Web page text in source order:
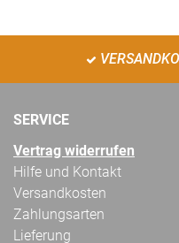
SERVICE
Vertrag widerrufen
Hilfe und Kontakt
Versandkosten
Zahlungsarten
Lieferung